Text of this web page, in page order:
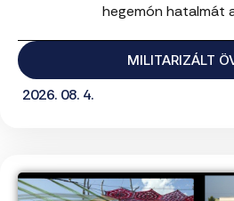
hegemón hatalmát
MILITARIZÁLT
2026. 08. 4.